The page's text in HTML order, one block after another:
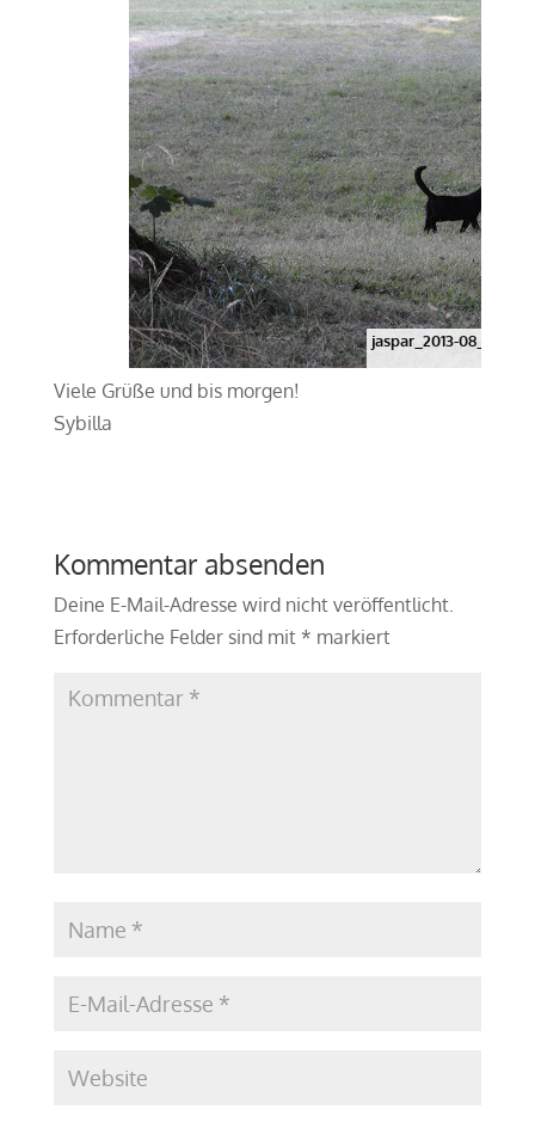
jaspar_2013-
Viele Grüße und bis morgen!
Sybilla
Kommentar absenden
Deine E-Mail-Adresse wird nicht veröffentlicht.
Erforderliche Felder sind mit * markiert